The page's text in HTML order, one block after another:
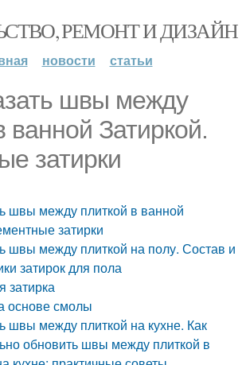
РЕМОНТ И ДИЗАЙН
новости статьи
швы между
ванной Затиркой.
затирки
швы между плиткой в ванной
затирки
швы между плиткой на полу. Состав и
затирок для пола
затирка
основе смолы
швы между плиткой на кухне. Как
обновить швы между плиткой в